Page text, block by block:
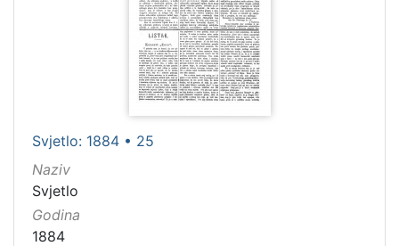
Svjetlo: 1884 • 25
Naziv
Svjetlo
Godina
1884